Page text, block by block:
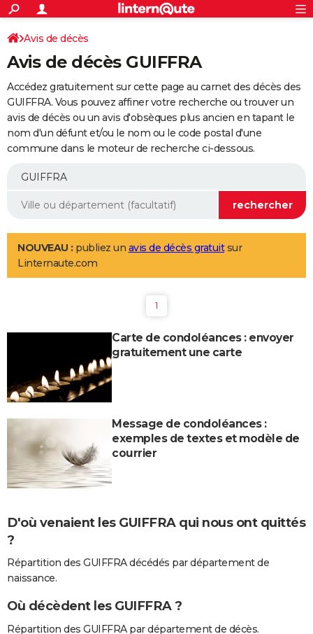
ACTUALITÉS
Politique
Société
Faits Divers
Education
Monde
Villes
+
SPORT
Coupe du monde 2026
Football
Tennis
Cyclisme
Rugby
Forum
Programme TV
TNT
Streaming
Cinéma
Sorties cinéma
Musique
+
FINANCE
Retraite
Epargne
Immobilier
Risques naturels par ville
Banque
Assurance
AUTO
Essais
Réserver un essai
Citadines
Berlines
SUV
Forum auto
+
Mobiles
Meilleur smartphone
Internet
Ordinateurs
Jeux vidéo
Guide high-tech
Aménagement intérieur
LIFESTYLE
Art de vivre
Bien-être
Loisirs
Mode
Modes de vie
PHOTO
BONS PLANS
Carte de Noël
Carte Bonne année
Carte Saint-Valentin
Carte Pâques
Carte d'anniversaire
DICTIONNAIRE
Dictionnaire
Biographies
Citations
Expressions
Proverbes
PROGRAMME TV
S'inscrire
Se connecter
Lycées
Collèges
Primaires
Universités
Entreprises
Service militaire
Avis de recherche
AVIS DE DÉCÈS
FORUM
Bricolage
Lifestyle
Culture
Sport
Auto
Television
Voyage
Cinema
Avis de décès
Avis de décès GUIFFRA
Accédez gratuitement sur cette page au carnet des décès des
GUIFFRA. Vous pouvez affiner votre recherche ou trouver un
avis de décès ou un avis d'obsèques plus ancien en tapant le
nom d'un défunt et/ou le nom ou le code postal d'une
commune dans le moteur de recherche ci-dessous.
NOUVEAU : publiez un avis de décès gratuitsur
Linternaute.com
1
Carte de condoléances : envoyer
gratuitement une carte
Message de condoléances :
exemples de textes et modèle de
courrier
D'où venaient les GUIFFRA qui nous ont quittés
?
Répartition des GUIFFRA décédés par département de
naissance.
Où décèdent les GUIFFRA ?
Répartition des GUIFFRA par département de décès.